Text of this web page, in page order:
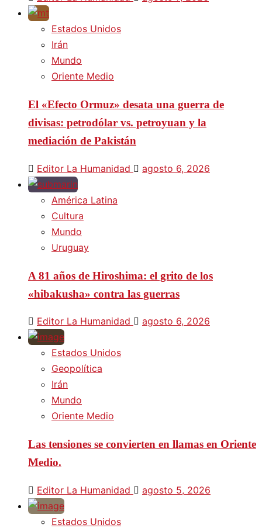
Estados Unidos
Irán
Mundo
Oriente Medio
El «Efecto Ormuz» desata una guerra de
divisas: petrodólar vs. petroyuan y la
mediación de Pakistán
Editor La Humanidad agosto 6, 2026
América Latina
Cultura
Mundo
Uruguay
A 81 años de Hiroshima: el grito de los
«hibakusha» contra las guerras
Editor La Humanidad agosto 6, 2026
Estados Unidos
Geopolítica
Irán
Mundo
Oriente Medio
Las tensiones se convierten en llamas en Oriente
Medio.
Editor La Humanidad agosto 5, 2026
Estados Unidos